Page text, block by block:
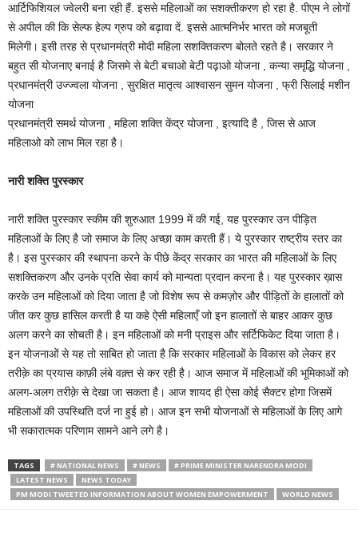
आर्टिफिशियल ज्वेलरी बना रही हैं. इससे महिलाओं का सशक्तीकरण हो रहा है. पीएम ने लोगों
से अपील की कि सेल्फ हेल्प ग्रुप को बढ़ावा दें. इससे आत्मनिर्भर भारत को मजबूती
मिलेगी। इसी तरह से प्रधानमंत्री मोदी महिला सशक्तिकरण बोलते रहते है। सरकार ने
बहुत सी योजनाए बनाई है जिसमे से बेटी बचाओ बेटी पढ़ाओ योजना , कन्या समृद्धि योजना ,
प्रधानमंत्री उज्ज्वला योजना , सुरक्षित मातृत्व आश्वासन सुमन योजना , फ्री सिलाई मशीन
योजना
प्रधानमंत्री समर्थ योजना , महिला शक्ति केंद्र योजना , इत्यादि है , जिस से आज
महिलाओ को लाभ मिल रहा है।
नारी शक्ति पुरस्कार
नारी शक्ति पुरस्कार स्कीम की शुरुआत 1999 में की गई, यह पुरस्कार उन पीड़ित
महिलाओं के लिए है जो समाज के लिए अच्छा काम करती हैं। ये पुरस्कार राष्ट्रीय स्तर का
है। इस पुरस्कार की स्थापना करने के पीछे केंद्र सरकार का भारत की महिलाओं के लिए
सशक्तिकरण और उनके प्रति सेवा कार्य को मान्यता प्रदान करना है। यह पुरस्कार ख़ास
करके उन महिलाओं को दिया जाता है जो विशेष रूप से कमज़ोर और पीड़ितों के हालातों को
जीत कर कुछ हासिल करती है या कहे ऐसी महिलाएँ जो इन हालातों से बाहर आकर कुछ
अलग करने का सोचती है। इन महिलाओं को मनी प्राइस और सर्टिफिकेट दिया जाता है।
इन योजनाओं से यह तो साबित हो जाता है कि सरकार महिलाओं के विकास को लेकर हर
तरीक़े का प्रयास काफ़ी लंबे वक़्त से कर रही है। आज समाज में महिलाओं की भूमिकाओं को
अलग-अलग तरीक़े से देखा जा सकता है। आज शायद ही ऐसा कोई सैक्टर होगा जिसमें
महिलाओं की उपस्थिति दर्ज ना हुई हो। आज इन सभी योजनाओं से महिलाओं के लिए आगे
भी सकारात्मक परिणाम सामने आने लगे है।
TAGS # NATIONAL NEWS # NEWS
# PRIME MINISTER NARENDRA MODI
LATEST NEWS
NEWS TODAY
PM MODI TWEETED INFORMATION ABOUT WOMEN EMPOWERMENT
WORLD NEWS